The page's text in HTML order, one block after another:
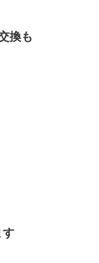
換も
す